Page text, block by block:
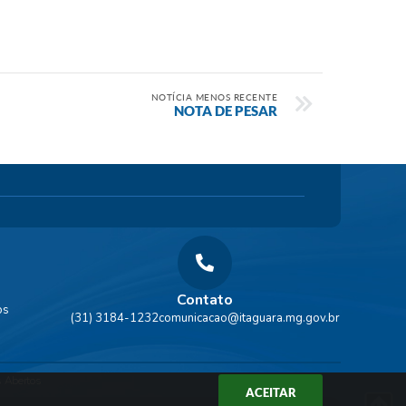
ACEITAR
NOTÍCIA MENOS RECENTE
NOTA DE PESAR
Contato
(31) 3184-1232comunicacao@itaguara.mg.gov.br